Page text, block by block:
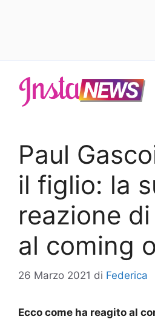
contenuto
Paul
il figlio: la
reazione
al coming
26 Marzo 2021 di Federica
Ecco come ha reagito al